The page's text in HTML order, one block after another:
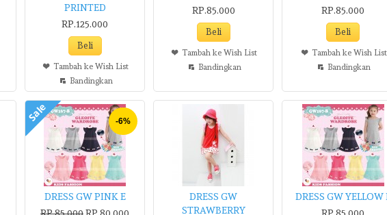
PRINTED
RP.125.000
Tambah ke Wish List
Bandingkan
RP.85.000
Tambah ke Wish List
Bandingkan
RP.85.000
Tambah ke Wish List
Bandingkan
-6%
Sale
DRESS GW PINK E
RP.85.000RP.80.000
DRESS GW
STRAWBERRY
DRESS GW YELLOW
RP.85.000